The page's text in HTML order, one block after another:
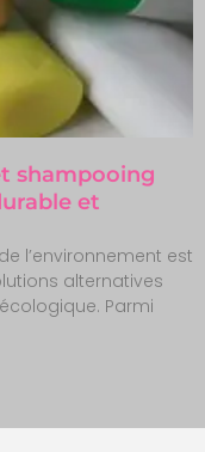
shampooing
et
l’environnement est
alternatives
Parmi